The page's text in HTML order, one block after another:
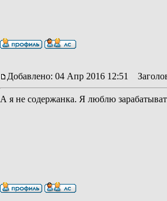
Добавлено: 04 Апр 2016 12:51
А я не содержанка. Я люблю